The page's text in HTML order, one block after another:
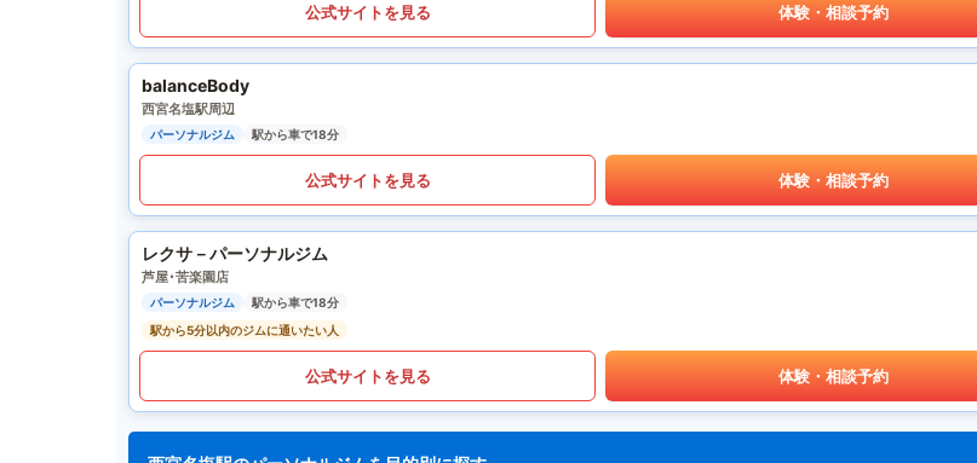
公式サイトを見る 体験・相談予約
balanceBody
西宮名塩駅周辺
パーソナルジム 駅から車で18分
公式サイトを見る 体験・相談予約
レクサ－パーソナルジム
芦屋･苦楽園店
パーソナルジム
駅から車で18分
駅から5分以内のジムに通いたい人
公式サイトを見る 体験・相談予約